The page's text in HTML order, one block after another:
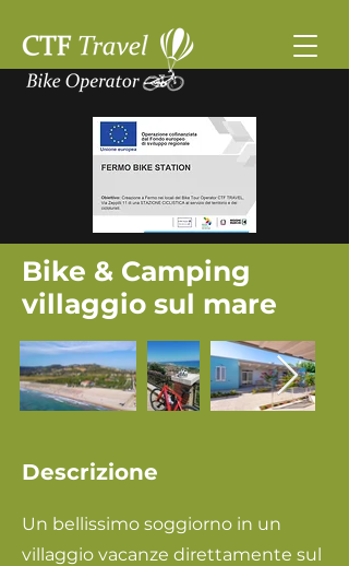
Bike & Camping
villaggio sul mare
Descrizione
Un bellissimo soggiorno in un
villaggio vacanze direttamente sul